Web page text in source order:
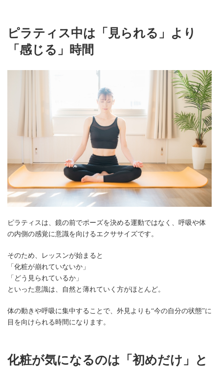
ピラティス中は「見られる」より
「感じる」時間
ピラティスは、鏡の前でポーズを決める運動ではなく、呼吸や体
の内側の感覚に意識を向けるエクササイズです。
そのため、レッスンが始まると
「化粧が崩れていないか」
「どう見られているか」
といった意識は、自然と薄れていく方がほとんど。
体の動きや呼吸に集中することで、外見よりも“今の自分の状態”に
目を向けられる時間になります。
化粧が気になるのは「初めだけ」と